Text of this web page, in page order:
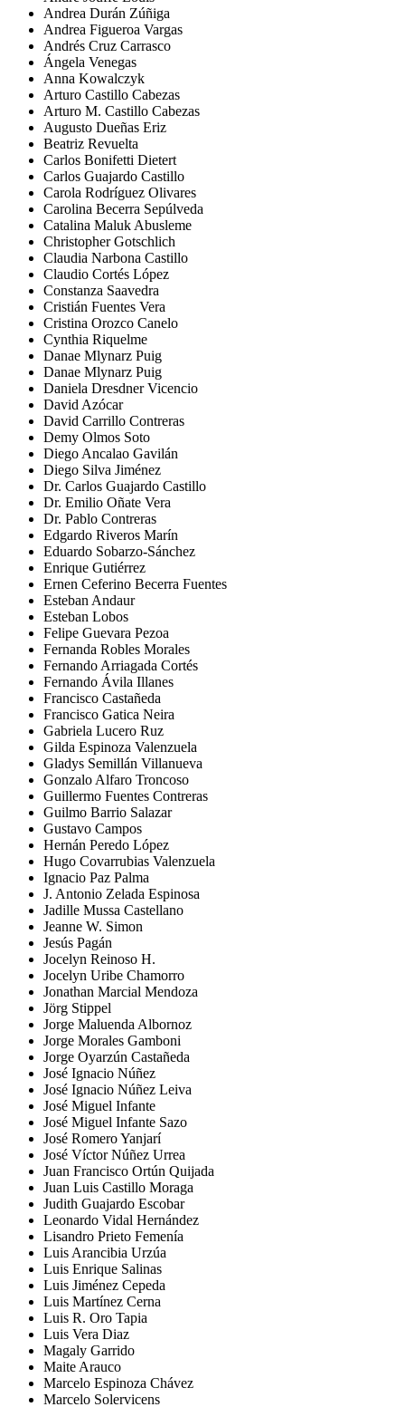
Andrea Durán Zúñiga
Andrea Figueroa Vargas
Andrés Cruz Carrasco
Ángela Venegas
Anna Kowalczyk
Arturo Castillo Cabezas
Arturo M. Castillo Cabezas
Augusto Dueñas Eriz
Beatriz Revuelta
Carlos Bonifetti Dietert
Carlos Guajardo Castillo
Carola Rodríguez Olivares
Carolina Becerra Sepúlveda
Catalina Maluk Abusleme
Christopher Gotschlich
Claudia Narbona Castillo
Claudio Cortés López
Constanza Saavedra
Cristián Fuentes Vera
Cristina Orozco Canelo
Cynthia Riquelme
Danae Mlynarz Puig
Danae Mlynarz Puig
Daniela Dresdner Vicencio
David Azócar
David Carrillo Contreras
Demy Olmos Soto
Diego Ancalao Gavilán
Diego Silva Jiménez
Dr. Carlos Guajardo Castillo
Dr. Emilio Oñate Vera
Dr. Pablo Contreras
Edgardo Riveros Marín
Eduardo Sobarzo-Sánchez
Enrique Gutiérrez
Ernen Ceferino Becerra Fuentes
Esteban Andaur
Esteban Lobos
Felipe Guevara Pezoa
Fernanda Robles Morales
Fernando Arriagada Cortés
Fernando Ávila Illanes
Francisco Castañeda
Francisco Gatica Neira
Gabriela Lucero Ruz
Gilda Espinoza Valenzuela
Gladys Semillán Villanueva
Gonzalo Alfaro Troncoso
Guillermo Fuentes Contreras
Guilmo Barrio Salazar
Gustavo Campos
Hernán Peredo López
Hugo Covarrubias Valenzuela
Ignacio Paz Palma
J. Antonio Zelada Espinosa
Jadille Mussa Castellano
Jeanne W. Simon
Jesús Pagán
Jocelyn Reinoso H.
Jocelyn Uribe Chamorro
Jonathan Marcial Mendoza
Jörg Stippel
Jorge Maluenda Albornoz
Jorge Morales Gamboni
Jorge Oyarzún Castañeda
José Ignacio Núñez
José Ignacio Núñez Leiva
José Miguel Infante
José Miguel Infante Sazo
José Romero Yanjarí
José Víctor Núñez Urrea
Juan Francisco Ortún Quijada
Juan Luis Castillo Moraga
Judith Guajardo Escobar
Leonardo Vidal Hernández
Lisandro Prieto Femenía
Luis Arancibia Urzúa
Luis Enrique Salinas
Luis Jiménez Cepeda
Luis Martínez Cerna
Luis R. Oro Tapia
Luis Vera Diaz
Magaly Garrido
Maite Arauco
Marcelo Espinoza Chávez
Marcelo Solervicens